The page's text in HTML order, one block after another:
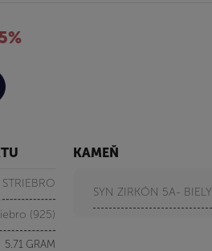
STRIEBRO
(925)
5.71 GRAM
KAMEŇ
SYN ZIRKÓN 5A- BIELY